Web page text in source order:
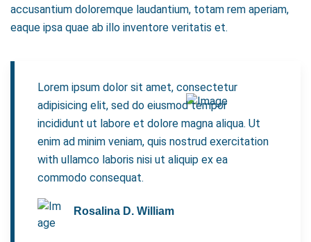
accusantium doloremque laudantium, totam rem aperiam,
eaque ipsa quae ab illo inventore veritatis et.
Lorem ipsum dolor sit amet, consectetur
adipisicing elit, sed do eiusmod tempor
incididunt ut labore et dolore magna aliqua. Ut
enim ad minim veniam, quis nostrud exercitation
with ullamco laboris nisi ut aliquip ex ea
commodo consequat.
Rosalina D. William